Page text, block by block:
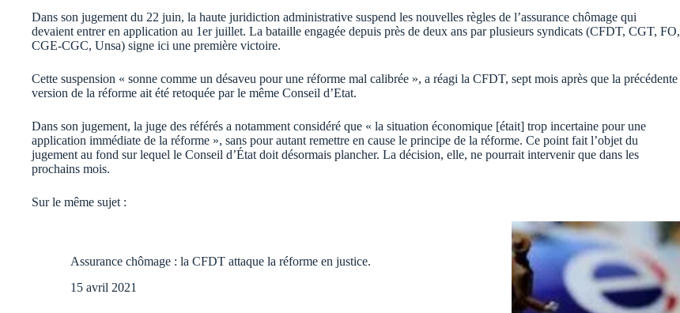
Dans son jugement du 22 juin, la haute juridiction administrative suspend les nouvelles règles de l’assurance chômage qui
devaient entrer en application au 1er juillet. La bataille engagée depuis près de deux ans par plusieurs syndicats (CFDT, CGT, FO,
CGE-CGC, Unsa) signe ici une première victoire.
Cette suspension « sonne comme un désaveu pour une réforme mal calibrée », a réagi la CFDT, sept mois après que la précédente
version de la réforme ait été retoquée par le même Conseil d’Etat.
Dans son jugement, la juge des référés a notamment considéré que « la situation économique [était] trop incertaine pour une
application immédiate de la réforme », sans pour autant remettre en cause le principe de la réforme. Ce point fait l’objet du
jugement au fond sur lequel le Conseil d’État doit désormais plancher. La décision, elle, ne pourrait intervenir que dans les
prochains mois.
Sur le même sujet :
Assurance chômage : la CFDT attaque la réforme en justice.
15 avril 2021